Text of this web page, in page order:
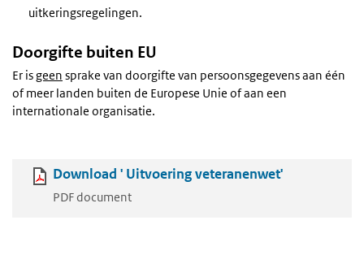
uitkeringsregelingen.
Doorgifte buiten EU
Er isgeen sprake van doorgifte van persoonsgegevens aan één
of meer landen buiten de Europese Unie of aan een
internationale organisatie.
Download ' Uitvoering veteranenwet'
PDF document